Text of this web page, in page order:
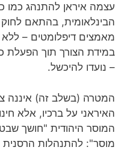
עצמה איראן להתנהג כמו
הבינלאומית, בהתאם לחוק
מאמצים דיפלומטים – ללא
במידת הצורך תוך הפעלת
– נועדו להיכשל.
המטרה (בשלב זה) איננה
האיראני על ברכיו, אלא
המוסר היהודית "חושך
מוסר": להתנהלות הרסנית